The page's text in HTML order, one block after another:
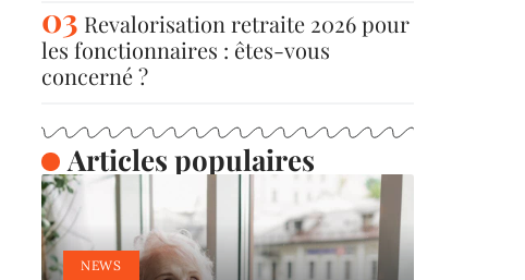
Revalorisation retraite 2026 pour
les fonctionnaires : êtes-vous
concerné ?
Articles populaires
NEWS